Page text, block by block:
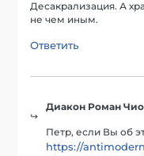
Десакрализация. А
не чем иным.
Ответить
Диакон Роман
Петр, если Вы об
https://